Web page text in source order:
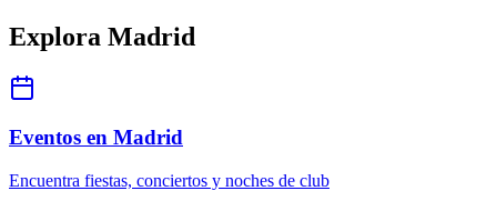
Explora Madrid
Eventos en Madrid
Encuentra fiestas, conciertos y noches de club